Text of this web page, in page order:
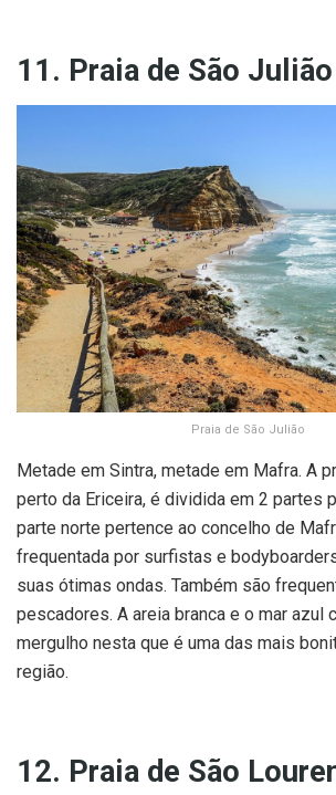
11. Praia de São Julião
Praia de São Julião
Metade em Sintra, metade em Mafra. A
perto da Ericeira, é dividida em 2 partes
parte norte pertence ao concelho de
frequentada por surfistas e
suas ótimas ondas. Também são
pescadores. A areia branca e o mar azul
mergulho nesta que é uma das mais
região.
12. Praia de São